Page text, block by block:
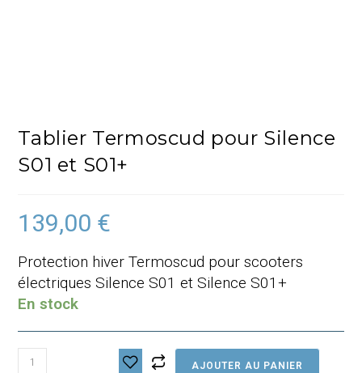
Tablier Termoscud pour Silence
S01 et S01+
139,00 €
Protection hiver Termoscud pour scooters
électriques Silence S01 et Silence S01+
En stock
AJOUTER AU PANIER